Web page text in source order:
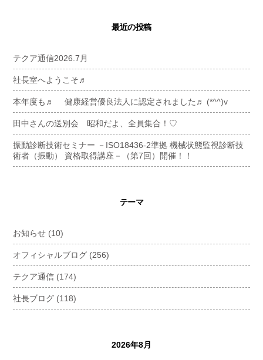
最近の投稿
テクア通信2026.7月
社長室へようこそ♬
本年度も♬ 健康経営優良法人に認定されました♬ (*^^)v
田中さんの送別会 昭和だよ、全員集合！♡
振動診断技術セミナー －ISO18436-2準拠 機械状態監視診断技
術者（振動） 資格取得講座－（第7回）開催！！
テーマ
お知らせ (10)
オフィシャルブログ (256)
テクア通信 (174)
社長ブログ (118)
2026年8月